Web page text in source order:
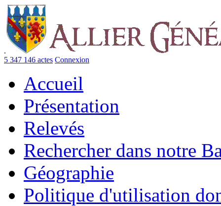
.
5 347 146 actes Connexion
Accueil
Présentation
Relevés
Rechercher dans notre
Géographie
Politique d'utilisation